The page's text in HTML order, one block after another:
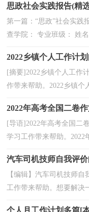
思政社会实践报告(精
第一篇：“思政”社会实践
查学院： 专业班级： 姓
2022乡镇个人工作计
[摘要]2022乡镇个人工作
作带来帮助。2022乡镇个
2022年高考全国二卷
[导语]2022年高考全国二
学习工作带来帮助。2022
汽车司机技师自我评
【编辑】汽车司机技师
工作带来帮助。想要解决